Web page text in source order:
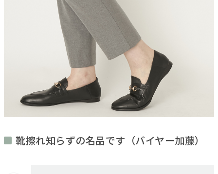
靴擦れ知らずの名品です（バイヤー加藤）